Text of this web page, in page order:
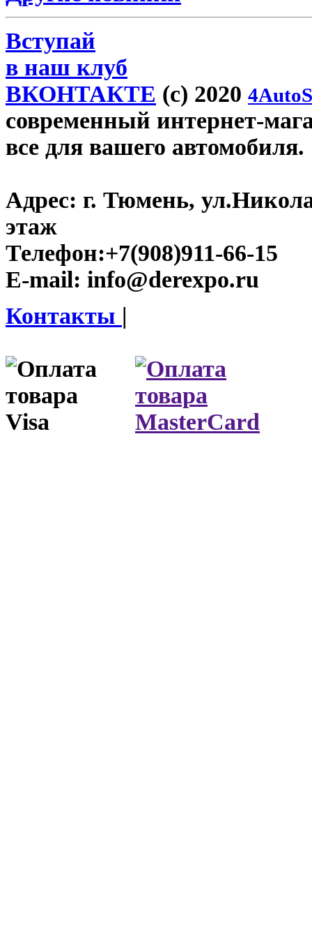
Вступай
в наш клуб
ВКОНТАКТЕ (c) 2020
современный интернет-
все для вашего автомобиля.
Адрес: г. Тюмень,
этаж
Телефон:+7(908)911-66-15
E-mail: info@derexpo.ru
Контакты |